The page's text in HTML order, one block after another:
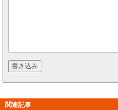
関連記事